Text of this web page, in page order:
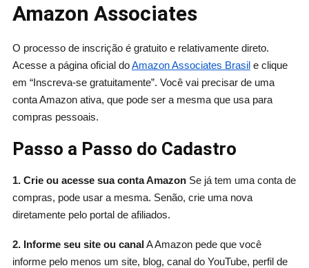
Amazon Associates
O processo de inscrição é gratuito e relativamente direto.
Acesse a página oficial doAmazon Associates Brasile clique
em “Inscreva-se gratuitamente”. Você vai precisar de uma
conta Amazon ativa, que pode ser a mesma que usa para
compras pessoais.
Passo a Passo do Cadastro
1. Crie ou acesse sua conta AmazonSe já tem uma conta de
compras, pode usar a mesma. Senão, crie uma nova
diretamente pelo portal de afiliados.
2. Informe seu site ou canalA Amazon pede que você
informe pelo menos um site, blog, canal do YouTube, perfil de